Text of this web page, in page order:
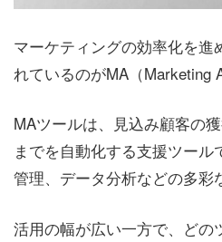
マーケティングの効率化を進
れているのがMA（Marketing
MAツールは、見込み顧客の
までを自動化する支援ツール
管理、データ分析などの多彩
活用の幅が広い一方で、どの